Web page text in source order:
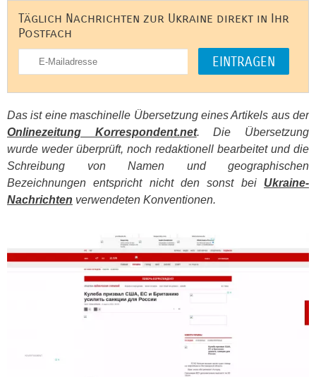
Täglich Nachrichten zur Ukraine direkt in Ihr
Postfach
Das ist eine maschinelle Übersetzung eines Artikels aus der
Onlinezeitung Korrespondent.net. Die Übersetzung
wurde weder überprüft, noch redaktionell bearbeitet und die
Schreibung von Namen und geographischen
Bezeichnungen entspricht nicht den sonst bei Ukraine-
Nachrichten verwendeten Konventionen.